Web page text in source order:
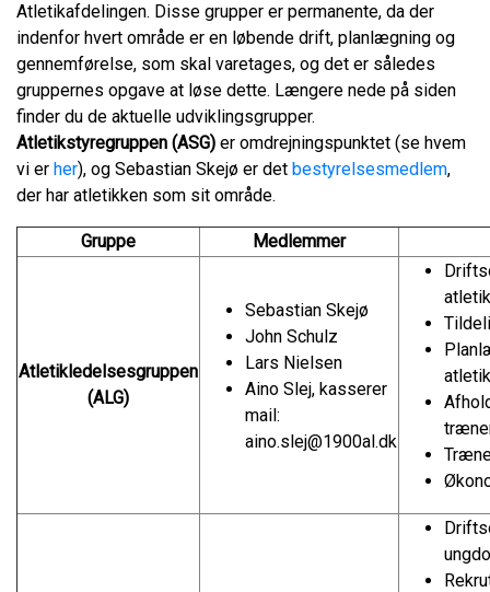
Atletikafdelingen. Disse grupper er permanente, da der
indenfor hvert område er en løbende drift, planlægning og
gennemførelse, som skal varetages, og det er således
gruppernes opgave at løse dette. Længere nede på siden
finder du de aktuelle udviklingsgrupper.
Atletikstyregruppen (ASG) er omdrejningspunktet (se hvem
vi er her), og Sebastian Skejø er det bestyrelsesmedlem,
der har atletikken som sit område.
Gruppe Medlemmer
Atletikledelsesgruppen
(ALG)
Sebastian Skejø
John Schulz
Lars Nielsen
Aino Slej, kasserer
mail:
aino.slej@1900al.dk
atletik